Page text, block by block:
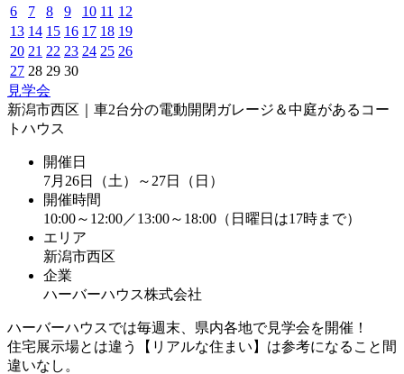
6
7 8 9 10 11 12
13 14 15 16 17 18 19
20 21 22 23 24 25 26
27 28 29 30
見学会
新潟市西区｜車2台分の電動開閉ガレージ＆中庭があるコー
トハウス
開催日
7月26日（土）～27日（日）
開催時間
10:00～12:00／13:00～18:00（日曜日は17時まで）
エリア
新潟市西区
企業
ハーバーハウス株式会社
ハーバーハウスでは毎週末、県内各地で見学会を開催！
住宅展示場とは違う【リアルな住まい】は参考になること間
違いなし。